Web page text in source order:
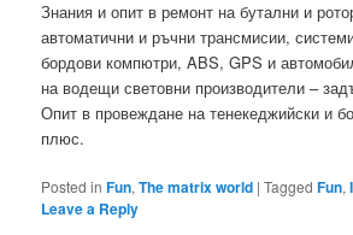
Знания и опит в ремонт на бутални и
автоматични и ръчни трансмисии,
бордови компютри, ABS, GPS и
на водещи световни производители –
Опит в провеждане на тенекеджийски и
плюс.
Posted in Fun,The matrix world |Tagged Fun,
Leave a Reply